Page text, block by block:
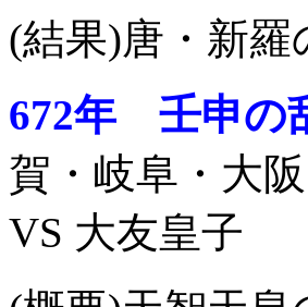
(結果)唐・新
672年 壬申の
賀・岐阜・大
VS 大友皇子